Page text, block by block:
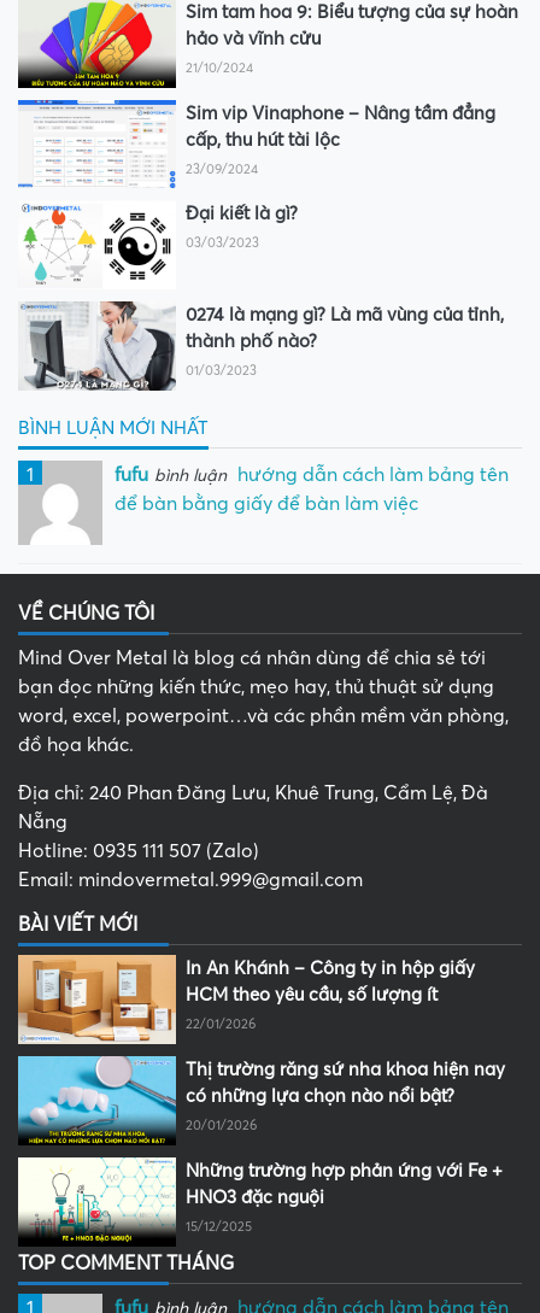
Sim tam hoa 9: Biểu tượng của sự hoàn
hảo và vĩnh cửu
21/10/2024
Sim vip Vinaphone – Nâng tầm đẳng
cấp, thu hút tài lộc
23/09/2024
Đại kiết là gì?
03/03/2023
0274 là mạng gì? Là mã vùng của tỉnh,
thành phố nào?
01/03/2023
BÌNH LUẬN MỚI NHẤT
1 fufu bình luận
hướng dẫn cách làm bảng tên
để bàn bằng giấy để bàn làm việc
VỀ CHÚNG TÔI
Mind Over Metal là blog cá nhân dùng để chia sẻ tới
bạn đọc những kiến thức, mẹo hay, thủ thuật sử dụng
word, excel, powerpoint…và các phần mềm văn phòng,
đồ họa khác.
Địa chỉ: 240 Phan Đăng Lưu, Khuê Trung, Cẩm Lệ, Đà
Nẵng
Hotline: 0935 111 507 (Zalo)
Email: mindovermetal.999@gmail.com
BÀI VIẾT MỚI
In An Khánh – Công ty in hộp giấy
HCM theo yêu cầu, số lượng ít
22/01/2026
Thị trường răng sứ nha khoa hiện nay
có những lựa chọn nào nổi bật?
20/01/2026
Những trường hợp phản ứng với Fe +
HNO3 đặc nguội
15/12/2025
TOP COMMENT THÁNG
1 fufu bình luận hướng dẫn cách làm bảng tên